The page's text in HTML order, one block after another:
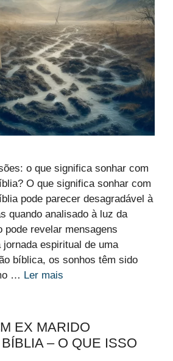
o que significa sonhar com
O que significa sonhar com
pode parecer desagradável à
quando analisado à luz da
pode revelar mensagens
jornada espiritual de uma
bíblica, os sonhos têm sido
… Ler mais
EX MARIDO
– O QUE ISSO